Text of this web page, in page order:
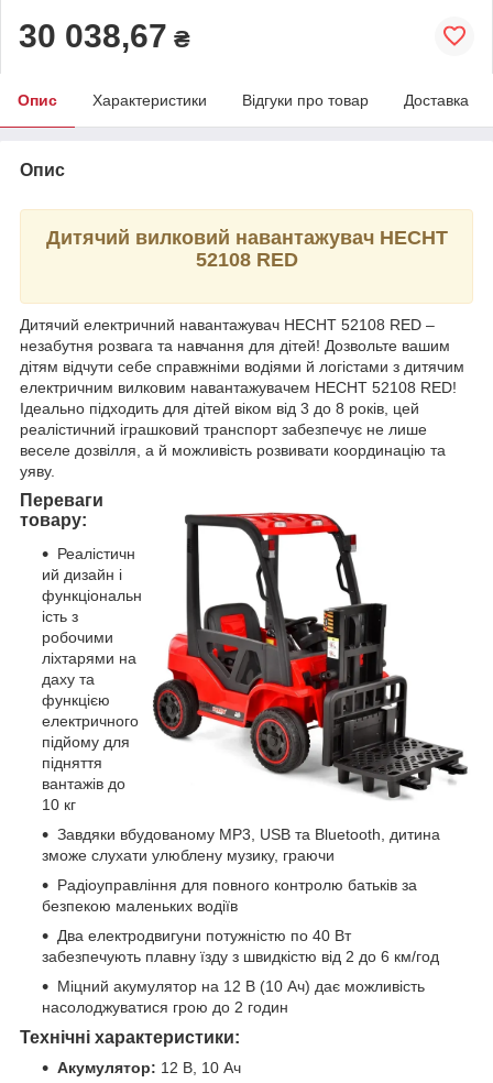
30 038,67 ₴
Опис Характеристики Відгуки про товар Доставка
Опис
Дитячий вилковий навантажувач HECHT
52108 RED
Дитячий електричний навантажувач HECHT 52108 RED –
незабутня розвага та навчання для дітей! Дозвольте вашим
дітям відчути себе справжніми водіями й логістами з дитячим
електричним вилковим навантажувачем HECHT 52108 RED!
Ідеально підходить для дітей віком від 3 до 8 років, цей
реалістичний іграшковий транспорт забезпечує не лише
веселе дозвілля, а й можливість розвивати координацію та
уяву.
Переваги
товару:
Реалістичн
ий дизайн і
функціональн
ість з
робочими
ліхтарями на
даху та
функцією
електричного
підйому для
підняття
вантажів до
10 кг
Завдяки вбудованому MP3, USB та Bluetooth, дитина
зможе слухати улюблену музику, граючи
Радіоуправління для повного контролю батьків за
безпекою маленьких водіїв
Два електродвигуни потужністю по 40 Вт
забезпечують плавну їзду з швидкістю від 2 до 6 км/год
Міцний акумулятор на 12 В (10 Ач) дає можливість
насолоджуватися грою до 2 годин
Технічні характеристики:
Акумулятор: 12 В, 10 Ач